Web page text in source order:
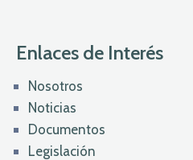
Enlaces de Interés
Nosotros
Noticias
Documentos
Legislación